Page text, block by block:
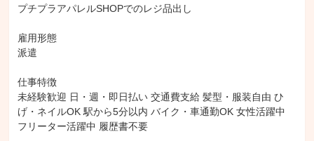
プチプラアパレルSHOPでのレジ品出し
雇用形態
派遣
仕事特徴
未経験歓迎 日・週・即日払い 交通費支給 髪型・服装自由 ひ
げ・ネイルOK 駅から5分以内 バイク・車通勤OK 女性活躍中
フリーター活躍中 履歴書不要